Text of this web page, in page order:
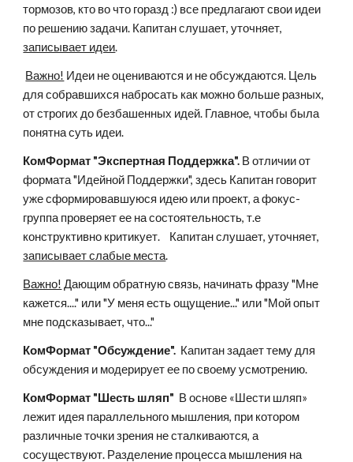
тормозов, кто во что горазд :) все предлагают свои идеи
записывает идеи.
Важно! Идеи не оцениваются и не обсуждаются. Цель
для собравшихся набросать как можно больше разных,
от строгих до безбашенных идей. Главное, чтобы была
понятна суть идеи.
КомФормат "Экспертная Поддержка". В отличии от
формата "Идейной Поддержки", здесь Капитан говорит
уже сформировавшуюся идею или проект, а фокус-
группа проверяет ее на состоятельность, т.е
записывает слабые места.
Важно! Дающим обратную связь, начинать фразу "Мне
кажется...." или "У меня есть ощущение..." или "Мой опыт
мне подсказывает, что..."
КомФормат "Обсуждение". Капитан задает тему для
обсуждения и модерирует ее по своему усмотрению.
КомФормат "Шесть шляп" В основе «Шести шляп»
лежит идея параллельного мышления, при котором
различные точки зрения не сталкиваются, а
сосуществуют. Разделение процесса мышления на